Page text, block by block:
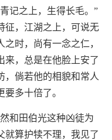
记之上，生得长毛。”
征，江湖之上，可说无
时，尚有一念之仁，
来，总是在他脸上安了
，倘若他的相貌和常人
多十倍了。
和田伯光这种凶徒为
就算护犊不理，我见了